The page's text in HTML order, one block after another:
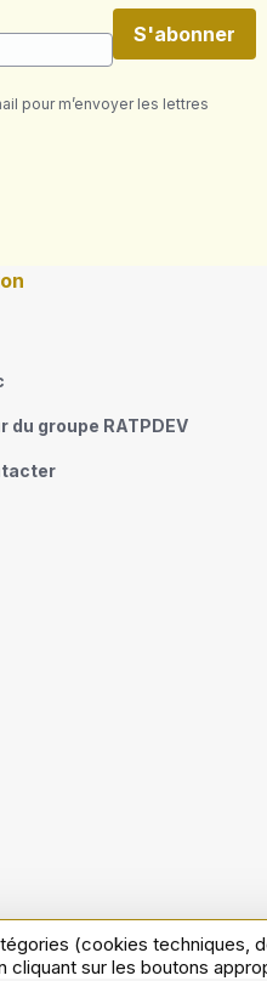
S'abonner
pour m’envoyer les lettres
du groupe RATPDEV
Mentions légales
(cookies techniques,
sur les boutons